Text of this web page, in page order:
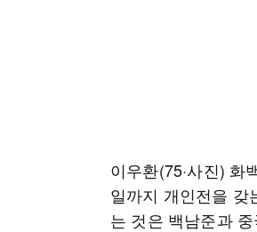
이우환(75·사진) 화
일까지 개인전을 갖
는 것은 백남준과